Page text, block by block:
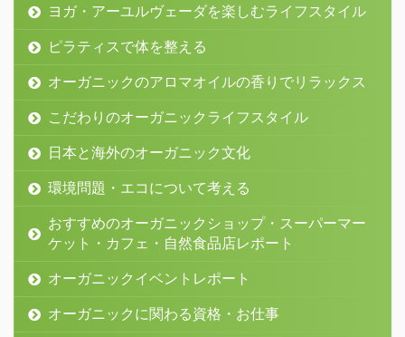
ヨガ・アーユルヴェーダを楽しむライフスタイル
ピラティスで体を整える
オーガニックのアロマオイルの香りでリラックス
こだわりのオーガニックライフスタイル
日本と海外のオーガニック文化
環境問題・エコについて考える
おすすめのオーガニックショップ・スーパーマー
ケット・カフェ・自然食品店レポート
オーガニックイベントレポート
オーガニックに関わる資格・お仕事